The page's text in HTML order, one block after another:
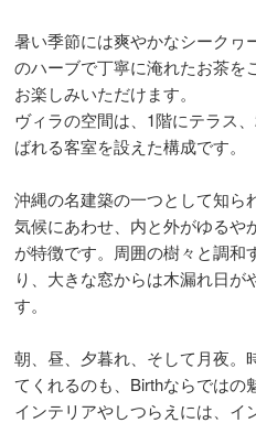
暑い季節には爽やかなシークヮ
のハーブで丁寧に淹れたお茶を
お楽しみいただけます。
ヴィラの空間は、1階にテラス
ばれる客室を設えた構成です。
沖縄の名建築の一つとして知ら
気候にあわせ、内と外がゆるや
が特徴です。周囲の樹々と調和
り、大きな窓からは木漏れ日が
す。
朝、昼、夕暮れ、そして月夜。
てくれるのも、Birthならではの
インテリアやしつらえには、イ